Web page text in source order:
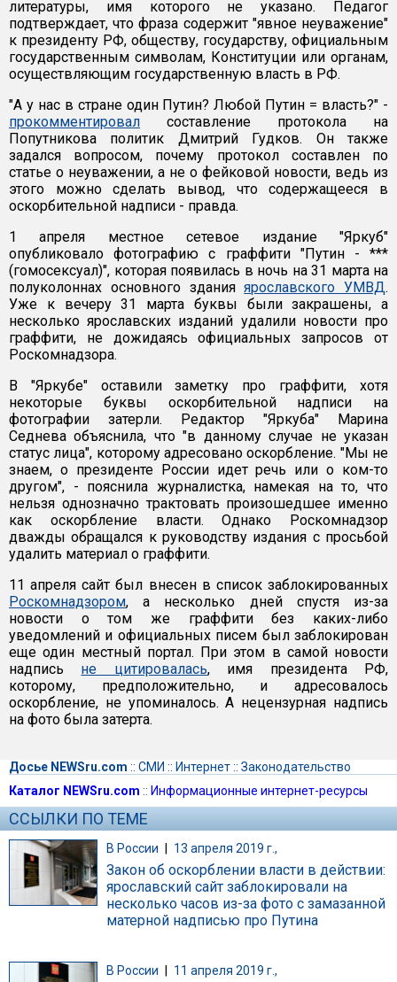
литературы, имя которого не указано. Педагог
подтверждает, что фраза содержит "явное неуважение"
к президенту РФ, обществу, государству, официальным
государственным символам, Конституции или органам,
осуществляющим государственную власть в РФ.
"А у нас в стране один Путин? Любой Путин = власть?" -
прокомментировал составление протокола на
Попутникова политик Дмитрий Гудков. Он также
задался вопросом, почему протокол составлен по
статье о неуважении, а не о фейковой новости, ведь из
этого можно сделать вывод, что содержащееся в
оскорбительной надписи - правда.
1 апреля местное сетевое издание "Яркуб"
опубликовало фотографию с граффити "Путин - ***
(гомосексуал)", которая появилась в ночь на 31 марта на
полуколоннах основного зданияярославского УМВД.
Уже к вечеру 31 марта буквы были закрашены, а
несколько ярославских изданий удалили новости про
граффити, не дожидаясь официальных запросов от
Роскомнадзора.
В "Яркубе" оставили заметку про граффити, хотя
некоторые буквы оскорбительной надписи на
фотографии затерли. Редактор "Яркуба" Марина
Седнева объяснила, что "в данному случае не указан
статус лица", которому адресовано оскорбление. "Мы не
знаем, о президенте России идет речь или о ком-то
другом", - пояснила журналистка, намекая на то, что
нельзя однозначно трактовать произошедшее именно
как оскорбление власти. Однако Роскомнадзор
дважды обращался к руководству издания с просьбой
удалить материал о граффити.
11 апреля сайт был внесен в список заблокированных
Роскомнадзором, а несколько дней спустя из-за
новости о том же граффити без каких-либо
уведомлений и официальных писем был заблокирован
еще один местный портал. При этом в самой новости
надпись не цитировалась, имя президента РФ,
которому, предположительно, и адресовалось
оскорбление, не упоминалось. А нецензурная надпись
на фото была затерта.
Досье NEWSru.com :: СМИ :: Интернет:: Законодательство
Каталог NEWSru.com :: Информационные интернет-ресурсы
ССЫЛКИ ПО ТЕМЕ
В России | 13 апреля 2019 г.,
Закон об оскорблении власти в действии:
ярославский сайт заблокировали на
несколько часов из-за фото с замазанной
матерной надписью про Путина
В России 11 апреля 2019 г.,